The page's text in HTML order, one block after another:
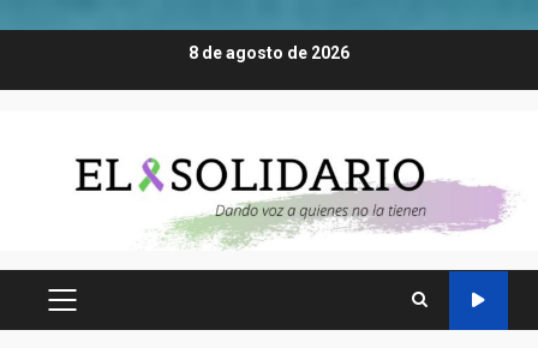
8 de agosto de 2026
MENÚ